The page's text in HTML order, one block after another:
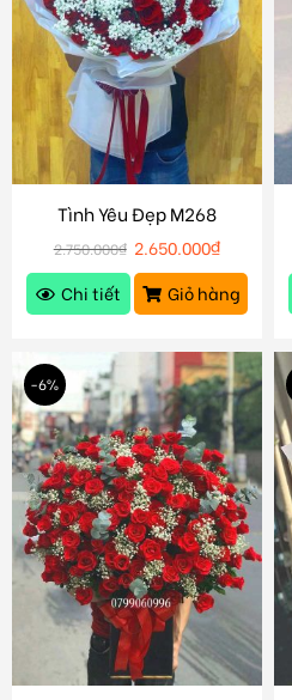
Tình Yêu Đẹp M268
2.750.000₫ 2.650.000₫
Chi tiết
Giỏ hàng
-6%